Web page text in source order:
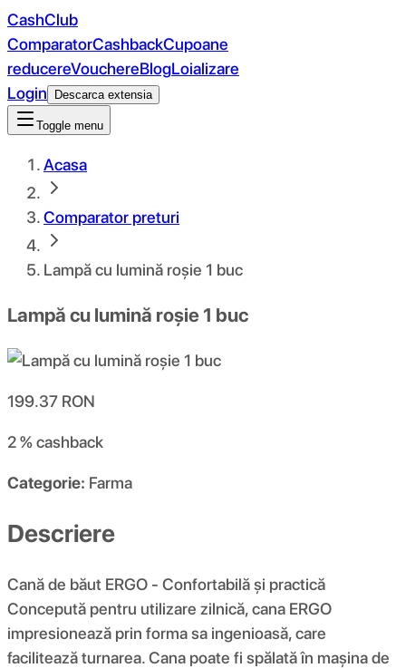
CashClub
ComparatorCashbackCupoane
reducereVouchereBlogLoializare
Login
Descarca extensia
Toggle menu
Acasa
Comparator preturi
Lampă cu lumină roșie 1 buc
Lampă cu lumină roșie 1 buc
199.37 RON
2 %cashback
Categorie: Farma
Descriere
Cană de băut ERGO - Confortabilă și practică
Concepută pentru utilizare zilnică, cana ERGO
impresionează prin forma sa ingenioasă, care
facilitează turnarea. Cana poate fi spălată în mașina de